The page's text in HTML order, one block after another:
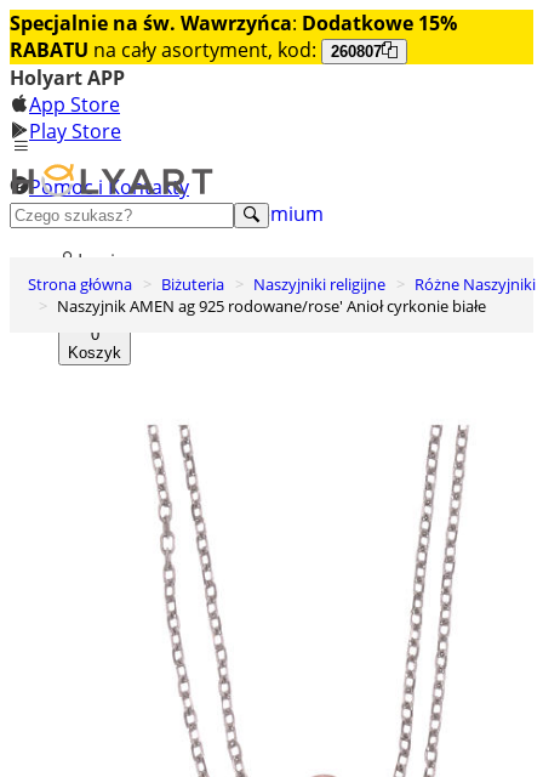
Specjalnie na św. Wawrzyńca: Dodatkowe 15%
RABATU na cały asortyment, kod: 260807
Holyart APP
App Store
Play Store
Pomoc i Kontakty
+48 222 922 860
Odkryj premium
Login
Lista życzeń
0
Koszyk
Strona główna Biżuteria Naszyjniki religijne
Różne Naszyjniki
Naszyjnik AMEN ag 925 rodowane/rose' Anioł cyrkonie białe